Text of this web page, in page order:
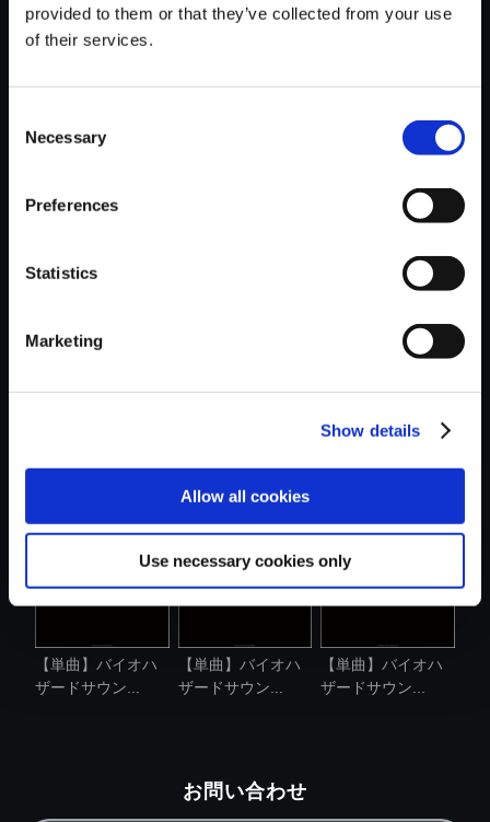
provided to them or that they’ve collected from your use
of their services.
Selection
Necessary
Preferences
Statistics
Marketing
Show details
Allow all cookies
Use necessary cookies only
150円
おすすめ商品
ザードサウン...
ザードサウン...
ザードサウン...
【単曲】バイオハ
ザードサウン...
【単曲】バイオハ
ザードサウン...
【単曲】バイオハ
ザードサウン...
お問い合わせ